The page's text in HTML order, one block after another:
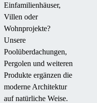
Einfamilienhäuser,
Villen oder
Wohnprojekte?
Unsere
Poolüberdachungen,
Pergolen und weiteren
Produkte ergänzen die
moderne Architektur
auf natürliche Weise.